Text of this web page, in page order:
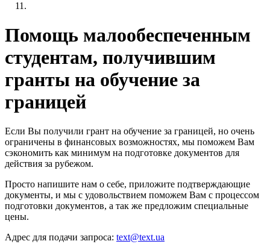
Помощь малообеспеченным
студентам, получившим
гранты на обучение за
границей
Если Вы получили грант на обучение за границей, но очень
ограничены в финансовых возможностях, мы поможем Вам
сэкономить как минимум на подготовке документов для
действия за рубежом.
Просто напишите нам о себе, приложите подтверждающие
документы, и мы с удовольствием поможем Вам с процессом
подготовки документов, а так же предложим специальные
цены.
Адрес для подачи запроса: text@text.ua